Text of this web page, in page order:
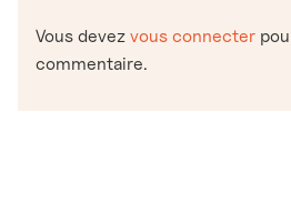
Vous devez vous connecter
commentaire.